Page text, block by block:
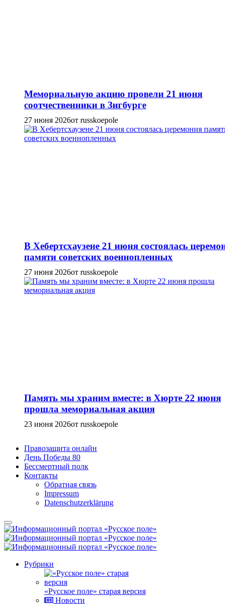
Мемориальную акцию провели 21 июня
соотчественники в Зигбурге
27 июня 2026от russkoepole
В Хебертсхаузене 21 июня состоялась
памяти советских военнопленных
27 июня 2026от russkoepole
Память мы храним вместе: в Хюрте 22 июня
прошла мемориальная акция
23 июня 2026от russkoepole
Правозащита онлайн
День Победы 80
Бессмертный полк
Контакты
Обратная связь
Impressum
Datenschutzerklärung
Рубрики
«Русское поле» старая версия
Новости